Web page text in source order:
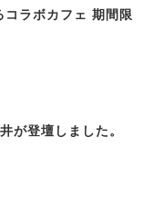
ラボカフェ 期間限